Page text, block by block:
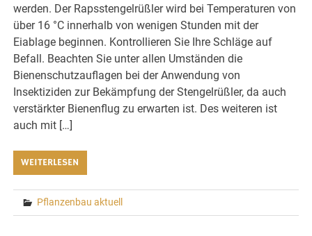
werden. Der Rapsstengelrüßler wird bei Temperaturen von
über 16 °C innerhalb von wenigen Stunden mit der
Eiablage beginnen. Kontrollieren Sie Ihre Schläge auf
Befall. Beachten Sie unter allen Umständen die
Bienenschutzauflagen bei der Anwendung von
Insektiziden zur Bekämpfung der Stengelrüßler, da auch
verstärkter Bienenflug zu erwarten ist. Des weiteren ist
auch mit […]
WEITERLESEN
Pflanzenbau aktuell